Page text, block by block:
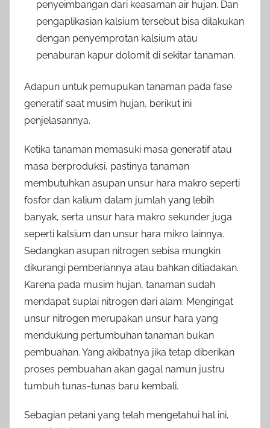
penyeimbangan dari keasaman air hujan. Dan
pengaplikasian kalsium tersebut bisa dilakukan
dengan penyemprotan kalsium atau
penaburan kapur dolomit di sekitar tanaman.
Adapun untuk pemupukan tanaman pada fase
generatif saat musim hujan, berikut ini
penjelasannya.
Ketika tanaman memasuki masa generatif atau
masa berproduksi, pastinya tanaman
membutuhkan asupan unsur hara makro seperti
fosfor dan kalium dalam jumlah yang lebih
banyak, serta unsur hara makro sekunder juga
seperti kalsium dan unsur hara mikro lainnya.
Sedangkan asupan nitrogen sebisa mungkin
dikurangi pemberiannya atau bahkan ditiadakan.
Karena pada musim hujan, tanaman sudah
mendapat suplai nitrogen dari alam. Mengingat
unsur nitrogen merupakan unsur hara yang
mendukung pertumbuhan tanaman bukan
pembuahan. Yang akibatnya jika tetap diberikan
proses pembuahan akan gagal namun justru
tumbuh tunas-tunas baru kembali.
Sebagian petani yang telah mengetahui hal ini,